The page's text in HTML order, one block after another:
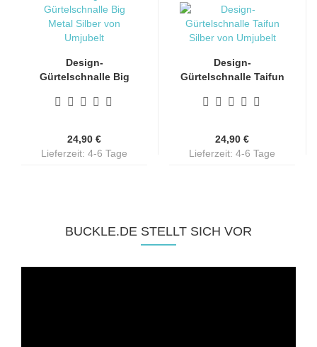
Design-
Gürtelschnalle Big
24,90 €
Lieferzeit: 4-6 Tage
Design-
Gürtelschnalle Taifun
24,90 €
Lieferzeit: 4-6 Tage
BUCKLE.DE STELLT SICH VOR